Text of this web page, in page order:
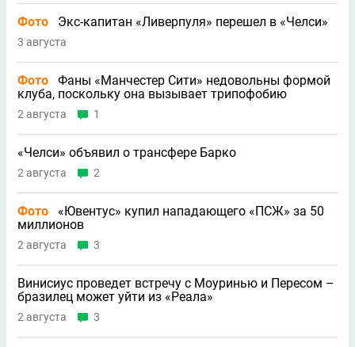
Фото Экс-капитан «Ливерпуля» перешел в «Челси»
3 августа
Фото
Фаны «Манчестер Сити» недовольны формой
клуба, поскольку она вызывает трипофобию
2 августа 1
«Челси» объявил о трансфере Барко
2 августа 2
Фото
«Ювентус» купил нападающего «ПСЖ» за 50
миллионов
2 августа 3
Винисиус проведет встречу с Моуринью и Пересом –
бразилец может уйти из «Реала»
2 августа 3